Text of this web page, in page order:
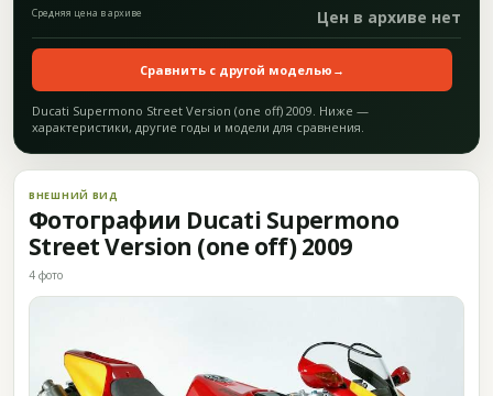
Средняя цена в архиве Цен в архиве нет
Сравнить с другой моделью →
Ducati Supermono Street Version (one off) 2009. Ниже —
характеристики, другие годы и модели для сравнения.
ВНЕШНИЙ ВИД
Фотографии Ducati Supermono
Street Version (one off) 2009
4 фото